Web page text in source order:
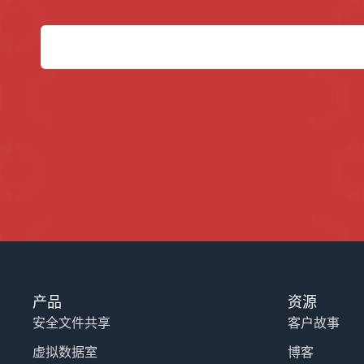
产品
安全文件共享
虚拟数据室
资源
客户故事
博客